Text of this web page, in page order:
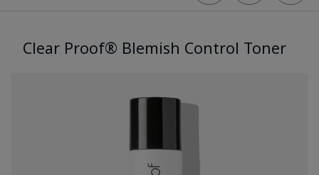
Clear Proof® Blemish Control Toner